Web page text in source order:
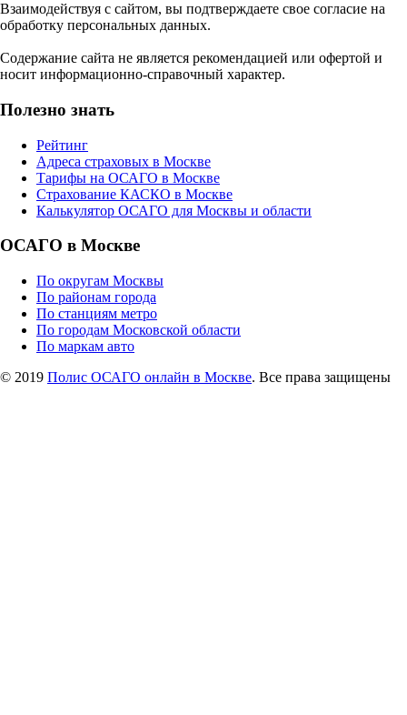
Взаимодействуя с сайтом, вы подтверждаете свое согласие на
обработку персональных данных.
Содержание сайта не является рекомендацией или офертой и
носит информационно-справочный характер.
Полезно знать
Рейтинг
Адреса страховых в Москве
Тарифы на ОСАГО в Москве
Страхование КАСКО в Москве
Калькулятор ОСАГО для Москвы и области
ОСАГО в Москве
По округам Москвы
По районам города
По станциям метро
По городам Московской области
По маркам авто
© 2019 Полис ОСАГО онлайн в Москве. Все права защищены